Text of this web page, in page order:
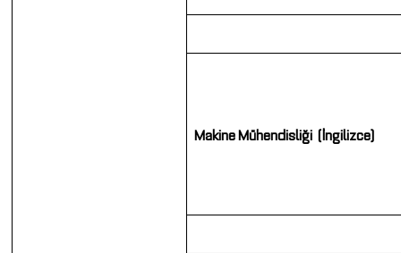
Makine Mühendisliği (İngilizce)